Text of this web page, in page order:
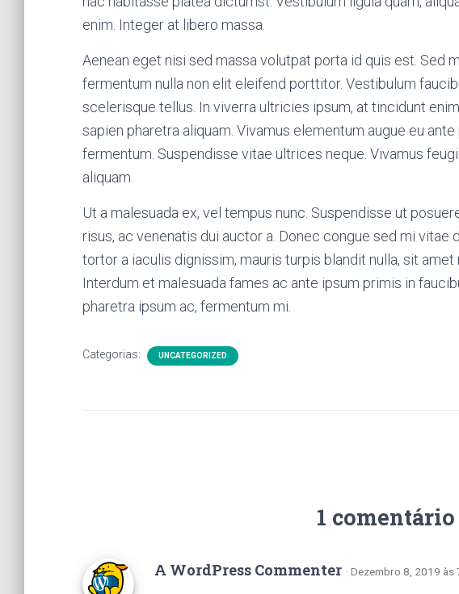
enim. Integer at libero massa.
Aenean eget nisi sed massa volutpat porta id quis est. Sed
fermentum nulla non elit eleifend porttitor. Vestibulum
scelerisque tellus. In viverra ultricies ipsum, at tincidunt
sapien pharetra aliquam. Vivamus elementum augue eu
fermentum. Suspendisse vitae ultrices neque. Vivamus
aliquam.
Ut a malesuada ex, vel tempus nunc. Suspendisse ut
risus, ac venenatis dui auctor a. Donec congue sed mi vitae
tortor a iaculis dignissim, mauris turpis blandit nulla, sit amet
Interdum et malesuada fames ac ante ipsum primis in
pharetra ipsum ac, fermentum mi.
Categorias: UNCATEGORIZED
1 comentário
A WordPress Commenter · Dezembro 8, 2019 às